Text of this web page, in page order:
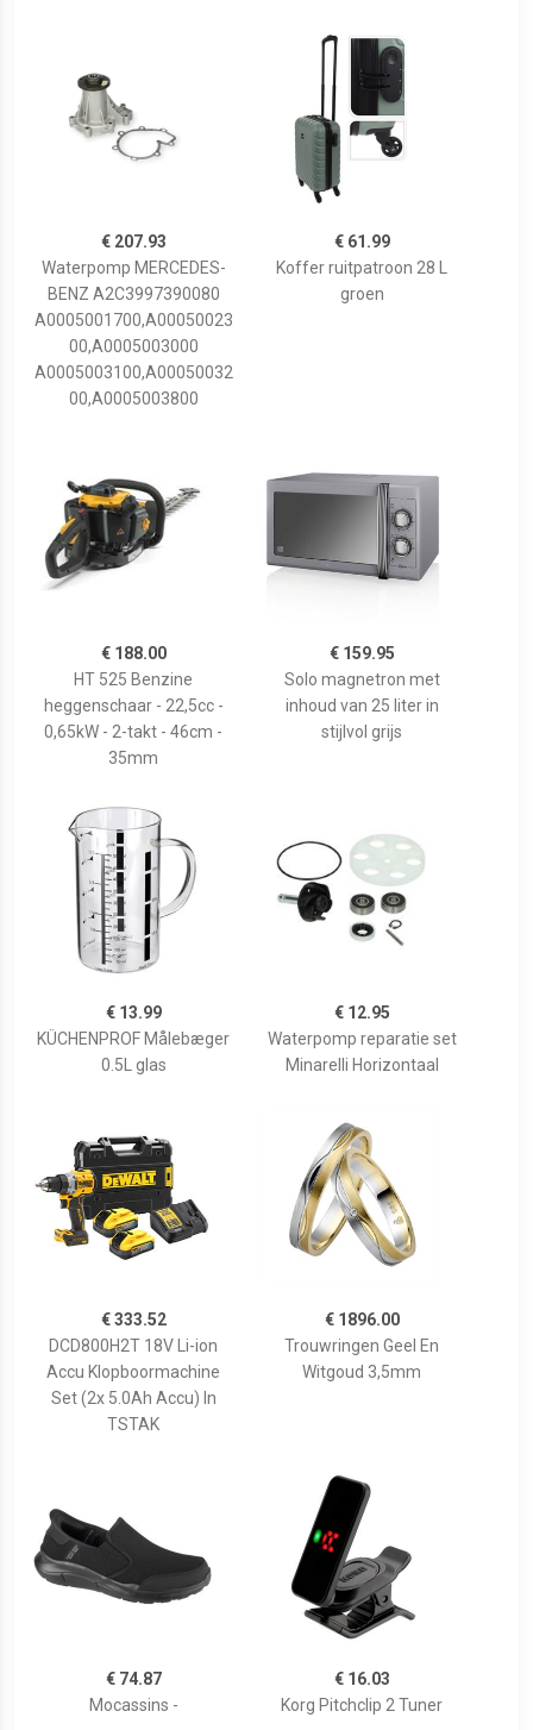
€ 207.93
Waterpomp MERCEDES-
BENZ A2C3997390080
A0005001700,A00050023
00,A0005003000
A0005003100,A00050032
00,A0005003800
€ 61.99
Koffer ruitpatroon 28 L
groen
€ 188.00
HT 525 Benzine
heggenschaar - 22,5cc -
0,65kW - 2-takt - 46cm -
35mm
€ 159.95
Solo magnetron met
inhoud van 25 liter in
stijlvol grijs
€ 13.99
KÜCHENPROF Målebæger
0.5L glas
€ 12.95
Waterpomp reparatie set
Minarelli Horizontaal
€ 333.52
DCD800H2T 18V Li-ion
Accu Klopboormachine
Set (2x 5.0Ah Accu) In
TSTAK
€ 1896.00
Trouwringen Geel En
Witgoud 3,5mm
€ 74.87
Mocassins -
€ 16.03
Korg Pitchclip 2 Tuner